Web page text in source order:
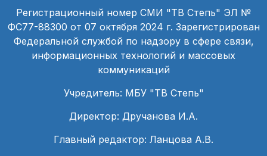
Регистрационный номер СМИ "ТВ Степь" ЭЛ №
ФС77-88300 от 07 октября 2024 г. Зарегистрирован
Федеральной службой по надзору в сфере связи,
информационных технологий и массовых
коммуникаций
Учредитель: МБУ "ТВ Степь"
Директор: Дручанова И.А.
Главный редактор: Ланцова А.В.